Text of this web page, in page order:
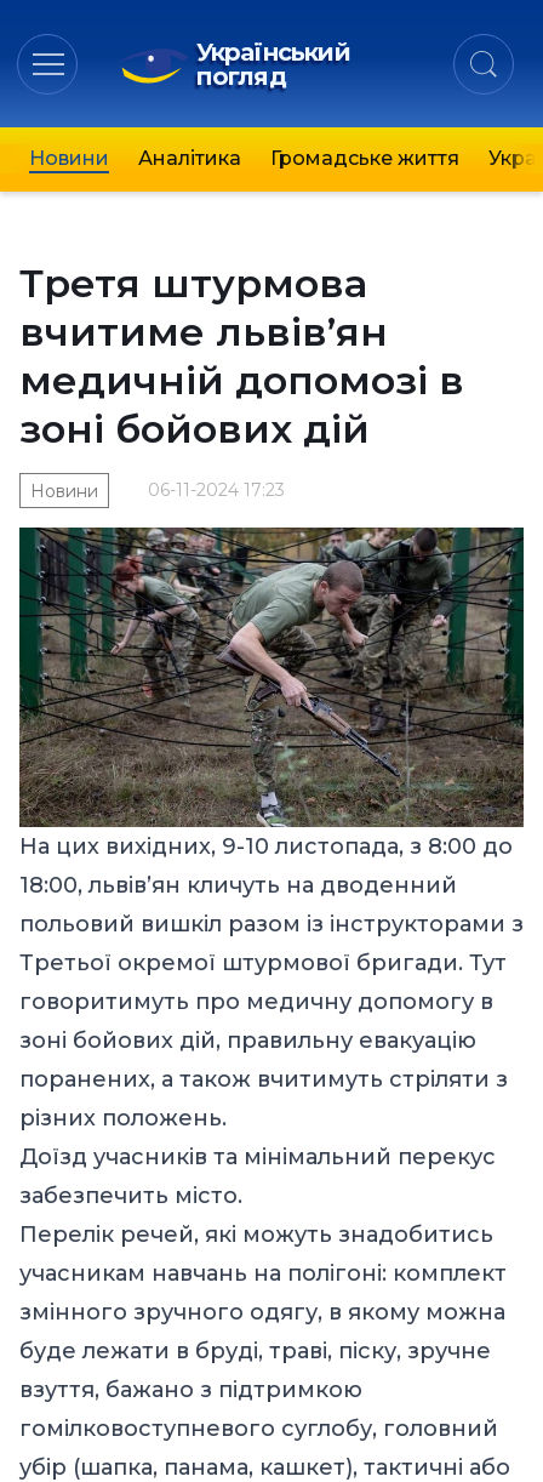
Український
погляд
Новини Аналітика Громадське життя
Третя штурмова
вчитиме львів’ян
медичній допомозі в
зоні бойових дій
06-11-2024 17:23
Новини
На цих вихідних, 9-10 листопада, з 8:00 до
18:00, львів’ян кличуть на дводенний
польовий вишкіл разом із інструкторами з
Третьої окремої штурмової бригади. Тут
говоритимуть про медичну допомогу в
зоні бойових дій, правильну евакуацію
поранених, а також вчитимуть стріляти з
різних положень.
Доїзд учасників та мінімальний перекус
забезпечить місто.
Перелік речей, які можуть знадобитись
учасникам навчань на полігоні: комплект
змінного зручного одягу, в якому можна
буде лежати в бруді, траві, піску, зручне
взуття, бажано з підтримкою
гомілковоступневого суглобу, головний
убір (шапка, панама, кашкет), тактичні або